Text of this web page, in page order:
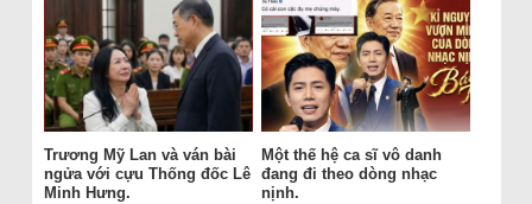
Trương Mỹ Lan và ván bài
ngửa với cựu Thống đốc Lê
Minh Hưng.
Một thế hệ ca sĩ vô danh
đang đi theo dòng nhạc
nịnh.